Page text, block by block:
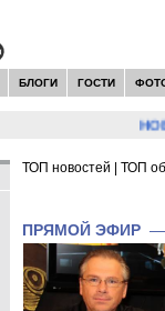
БЛОГИ ГОСТИ
ТОП новостей ТОП
ПРЯМОЙ ЭФИР